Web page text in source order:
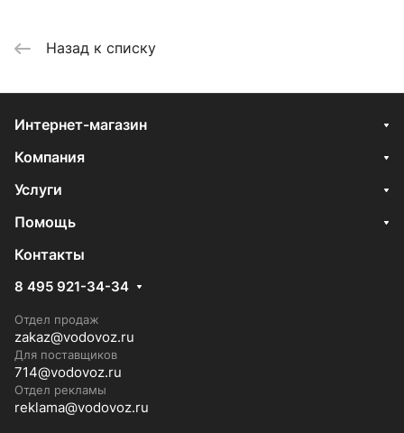
Назад к списку
Интернет-магазин
Компания
Услуги
Помощь
Контакты
8 495 921-34-34
Отдел продаж
zakaz@vodovoz.ru
Для поставщиков
714@vodovoz.ru
Отдел рекламы
reklama@vodovoz.ru